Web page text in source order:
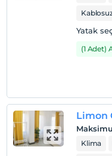
Yatak
(1 Adet)
Limon
Klima